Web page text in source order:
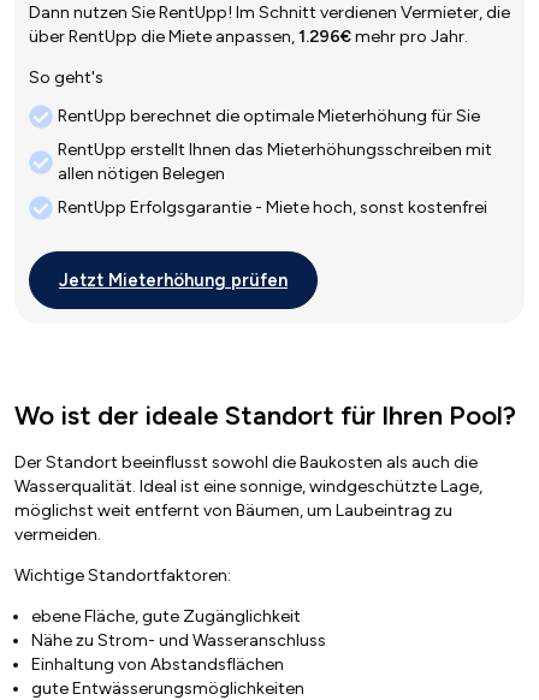
Dann nutzen Sie RentUpp! Im Schnitt verdienen Vermieter, die
über RentUpp die Miete anpassen,1.296€mehr pro Jahr.
So geht's
RentUpp berechnet die optimale Mieterhöhung für Sie
RentUpp erstellt Ihnen das Mieterhöhungsschreiben mit
allen nötigen Belegen
RentUpp Erfolgsgarantie - Miete hoch, sonst kostenfrei
Jetzt Mieterhöhung prüfen
Wo ist der ideale Standort für Ihren Pool?
Der Standort beeinflusst sowohl die Baukosten als auch die
Wasserqualität. Ideal ist eine sonnige, windgeschützte Lage,
möglichst weit entfernt von Bäumen, um Laubeintrag zu
vermeiden.
Wichtige Standortfaktoren:
ebene Fläche, gute Zugänglichkeit
Nähe zu Strom- und Wasseranschluss
Einhaltung von Abstandsflächen
gute Entwässerungsmöglichkeiten